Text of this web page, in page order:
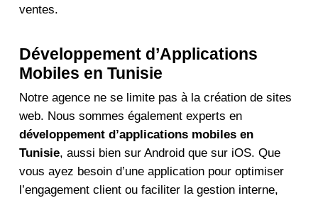
ventes.
Développement d’Applications
Mobiles en Tunisie
Notre agence ne se limite pas à la création de sites
web. Nous sommes également experts en
développement d’applications mobiles en
Tunisie, aussi bien sur Android que sur iOS. Que
vous ayez besoin d’une application pour optimiser
l’engagement client ou faciliter la gestion interne,